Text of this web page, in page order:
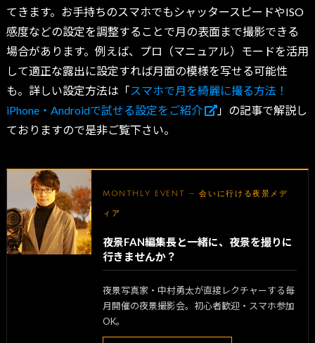
てきます。お手持ちのスマホでもシャッタースピードやISO
感度などの設定を調整することで月の表面まで撮影できる
場合があります。例えば、プロ（マニュアル）モードを活用
して適正な露出に設定すれば月面の模様を写せる可能性
も。詳しい設定方法は「スマホで月を綺麗に撮る方法！
iPhone・Androidで試せる設定をご紹介
」の記事で解説し
ておりますので是非ご覧下さい。
MONTHLY EVENT — 会いに行ける夜景メデ
ィア
夜景FAN編集長と一緒に、夜景を撮りに
行きませんか？
夜景写真家・中村勇太が直接レクチャーする毎
月開催の夜景撮影会。初心者歓迎・スマホ参加
OK。